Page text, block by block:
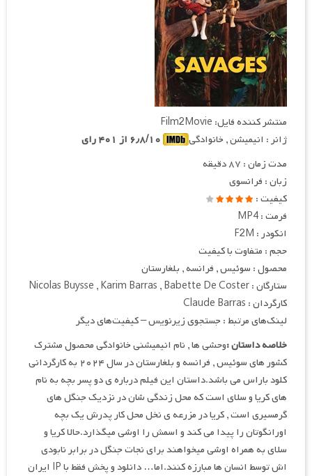
منتشر کننده فایل: Film2Movie
ژانر : انیمیشن , خانوادگی
مدت زمان : ۸۷ دقیقه
زبان : فرانسوی
کیفیت :
فرمت : MP4
انکودر : F2M
حجم : متفاوت با کیفیت
محصول : سوئیس , فرانسه , بلغارستان
ستارگان : Nicolas Buysse , Karim Barras , Babette De Coster
کارگردان : Claude Barras
لینک‌های مرتبط : جستجوی زیرنویس – کیفیت‌های دیگر
خلاصه داستان :وحشی ها , نام انیمیشنی خانوادگی محصول مشترک
کشور های سوئیس , فرانسه و بلغارستان در سال ۲۰۲۴ به کارگردانی
کلود باراس می باشد.داستان این فیلم درباره ی دو پسر بچه به نام
های کریا و سلای است که محل زندگی شان در نزدیک جنگل های
گرمسیری است , کریا در مزرعه ی نخل محل کار پدرش یک بچه
اورانگوتان را پیدا می کند و اسمش را اوشی میگذارد.حالا کریا و
سلای به همراه اوشی میخواهند برای نجات جنگل در برابر نابودی
اش توسط انسان ها مبارزه کنند.اما… دانلود و پخش فقط با IP ایران